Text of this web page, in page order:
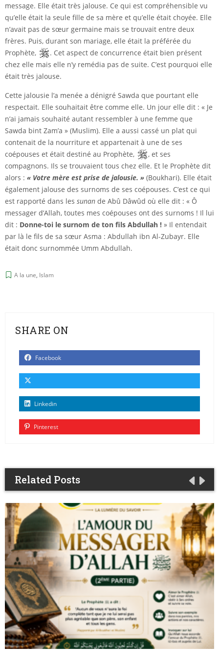
message. Elle était très jalouse. Ce qui est compréhensible vu
qu’elle était la seule fille de sa mère et qu’elle était choyée. Elle
n’avait pas de sœur germaine mais se trouvait entre deux
frères. Puis, durant son mariage, elle était la préférée du
Prophète,
. Cet aspect de concurrence était bien présent
chez elle mais elle n’y remédia pas de suite. C’est pourquoi elle
était très jalouse.
Cette jalousie l’a menée a dénigré Sawda que pourtant elle
respectait. Elle souhaitait être comme elle. Un jour elle dit : « Je
n’ai jamais souhaité autant ressembler à une femme que
Sawda bint Zam’a » (Muslim). Elle a aussi cassé un plat qui
contenait de la nourriture et appartenait à une de ses
coépouses et était destiné au Prophète,
, et ses
compagnons. Ils se trouvaient tous chez elle. Et le Prophète dit
alors : « Votre mère est prise de jalousie. » (Boukhari). Elle était
également jalouse des surnoms de ses coépouses. C’est ce qui
est rapporté dans les sunan de Abû Dâwûd où elle dit : « Ô
messager d’Allah, toutes mes coépouses ont des surnoms ! Il lui
dit : Donne-toi le surnom de ton fils Abdullah ! » Il entendait
par là le fils de sa sœur Asma : Abdullah ibn Al-Zubayr. Elle
était donc surnommée Umm Abdullah.
A la une, Islam
SHARE ON
Facebook
Linkedin
Pinterest
Related Posts